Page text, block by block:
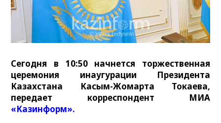
Сегодня в 10:50 начнется торжественная
церемония инаугурации Президента
Казахстана Касым-Жомарта Токаева,
передает корреспондент МИА
«Казинформ».